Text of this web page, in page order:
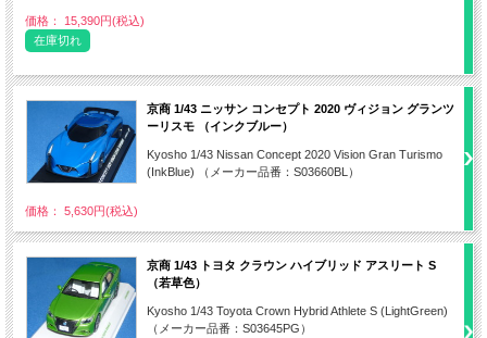
価格： 15,390円(税込)
在庫切れ
京商 1/43 ニッサン コンセプト 2020 ヴィジョン グランツ
ーリスモ （インクブルー）
Kyosho 1/43 Nissan Concept 2020 Vision Gran Turismo
(InkBlue) （メーカー品番：S03660BL）
価格： 5,630円(税込)
京商 1/43 トヨタ クラウン ハイブリッド アスリート S
（若草色）
Kyosho 1/43 Toyota Crown Hybrid Athlete S (LightGreen)
（メーカー品番：S03645PG）